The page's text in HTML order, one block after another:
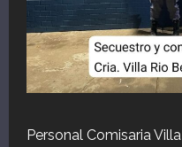
Personal Comisaria